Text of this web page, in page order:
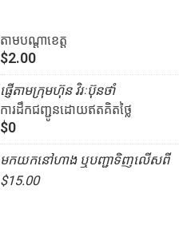
តាមបណ្ដាខេត្ត
$2.00
ផ្ញើតាមក្រុមហ៊ុន វិរៈប៊ុនថាំ
ការដឹកជញ្ជូនដោយឥតគិតថ្លៃ
$0
មកយកនៅហាង ឬបញ្ជាទិញលើសពី
$15.00